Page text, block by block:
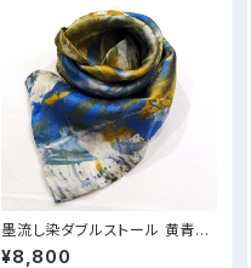
墨流し染ダブルストール 黄青宇
宙のしずく- D30
¥8,800